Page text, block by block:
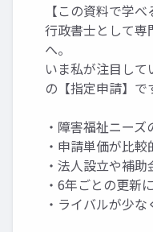
【この資料で学べ
行政書士として専
へ。
いま私が注目し
の【指定申請】で
・障害福祉ニーズ
・申請単価が比較
・法人設立や補
・6年ごとの更新
・ライバルが少